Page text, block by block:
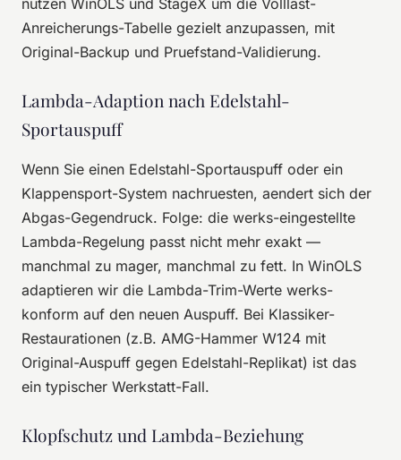
Anreicherungs-Tabelle gezielt anzupassen, mit
Original-Backup und Pruefstand-Validierung.
Lambda-Adaption nach Edelstahl-
Sportauspuff
Wenn Sie einen Edelstahl-Sportauspuff oder ein
Klappensport-System nachruesten, aendert sich der
Abgas-Gegendruck. Folge: die werks-eingestellte
Lambda-Regelung passt nicht mehr exakt —
manchmal zu mager, manchmal zu fett. In WinOLS
adaptieren wir die Lambda-Trim-Werte werks-
konform auf den neuen Auspuff. Bei Klassiker-
Restaurationen (z.B. AMG-Hammer W124 mit
Original-Auspuff gegen Edelstahl-Replikat) ist das
ein typischer Werkstatt-Fall.
Klopfschutz und Lambda-Beziehung